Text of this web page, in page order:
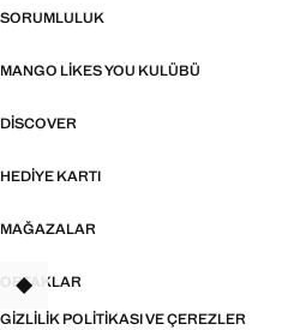
SORUMLULUK
MANGO LIKES YOU KULÜBÜ
DISCOVER
HEDIYE KARTI
MAĞAZALAR
ORTAKLAR
GIZLILIK POLITIKASI VE ÇEREZLER